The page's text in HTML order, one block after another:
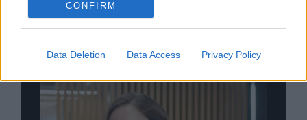
CONFIRM
Data Deletion Data Access Privacy Policy